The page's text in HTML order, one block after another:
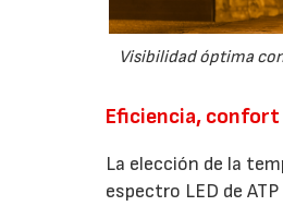
Visibilidad óptima
Eficiencia,
La elección de la
espectro LED de